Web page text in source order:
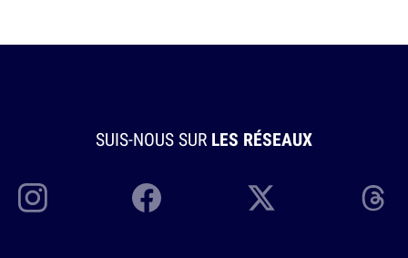
SUIS-NOUS SUR LES RÉSEAUX